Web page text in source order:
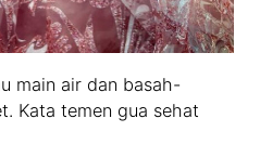
main air dan basah-
Kata temen gua sehat